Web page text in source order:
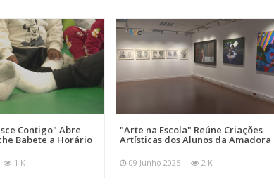
Noticias Educação
Contigo" Abre
Babete a Horário
1 K
"Arte na Escola" Reúne Criações
Artísticas dos Alunos da Amadora
09 Junho 2025 2 K